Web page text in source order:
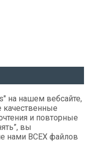
на нашем вебсайте,
качественные
и повторные
вы
нами ВСЕХ файлов